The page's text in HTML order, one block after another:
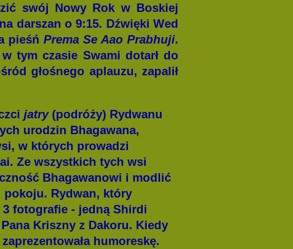
swój Nowy Rok w Boskiej
darszan o 9:15. Dźwięki Wed
pieśńPrema Se Aao Prabhuji.
tym czasie Swami dotarł do
głośnego aplauzu, zapalił
jatry(podróży) Rydwanu
urodzin Bhagawana,
w których prowadzi
Ze wszystkich tych wsi
Bhagawanowi i modlić
pokoju. Rydwan, który
3 fotografie - jedną Shirdi
Kriszny z Dakoru. Kiedy
humoreskę.